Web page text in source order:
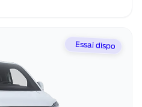
Essai dispo